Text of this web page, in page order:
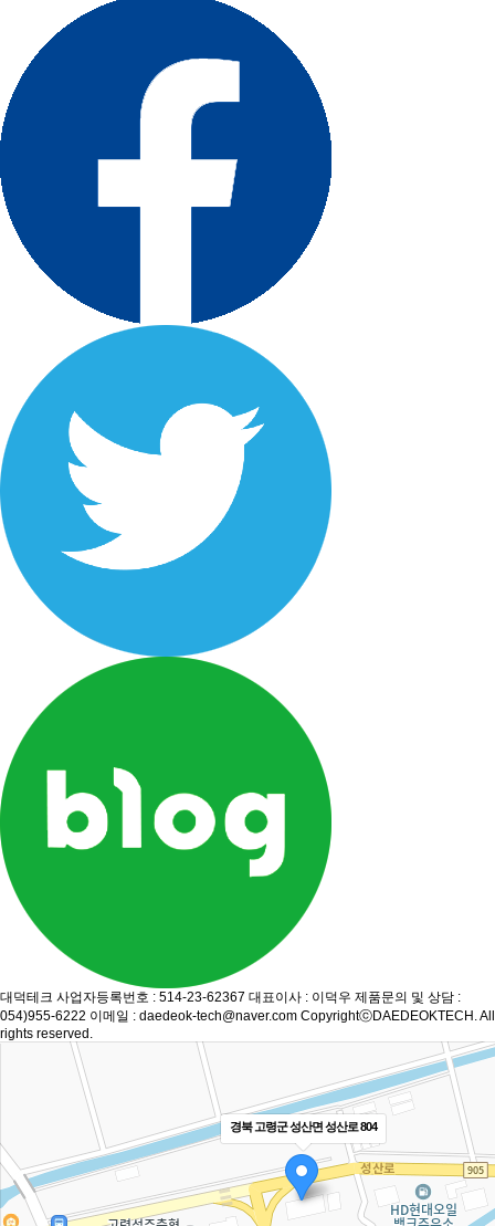
대덕테크 사업자등록번호 : 514-23-62367 대표이사 : 이덕우 제품문의 및 상담 :
054)955-6222 이메일 : daedeok-tech@naver.com CopyrightⓒDAEDEOKTECH. All
rights reserved.
경북 고령군 성산면 성산로 804